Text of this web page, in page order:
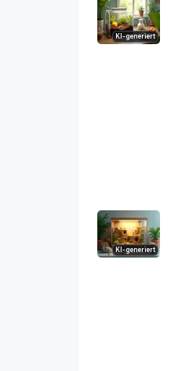
KI-generiert
KI-generiert